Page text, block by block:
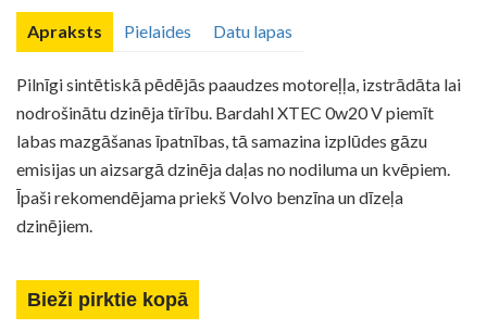
Apraksts Pielaides Datu lapas
Pilnīgi sintētiskā pēdējās paaudzes motoreļļa, izstrādāta lai
nodrošinātu dzinēja tīrību. Bardahl XTEC 0w20 V piemīt
labas mazgāšanas īpatnības, tā samazina izplūdes gāzu
emisijas un aizsargā dzinēja daļas no nodiluma un kvēpiem.
Īpaši rekomendējama priekš Volvo benzīna un dīzeļa
dzinējiem.
Bieži pirktie kopā